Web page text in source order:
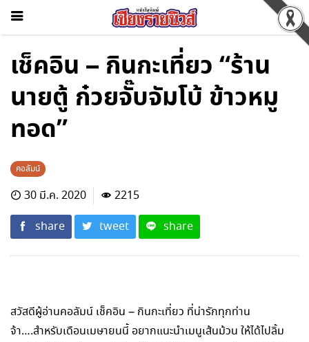
เช็คอิน – กินกะเที่ยว “ร้าน
นายตู้ ก๋วยจั๊บจัมโบ้ ข้าวหมู
ทอด”
คอลัมน์
30 มี.ค. 2020
2215
share
tweet share
สวัสดีผู้อ่านคอลัมน์ เช็คอิน – กินกะเที่ยว ที่น่ารักทุกท่าน
จ้า….สำหรับเดือนเมษายนนี้ อยากแนะนำเมนูเส้นม้วน ให้ได้ไปลิ้ม